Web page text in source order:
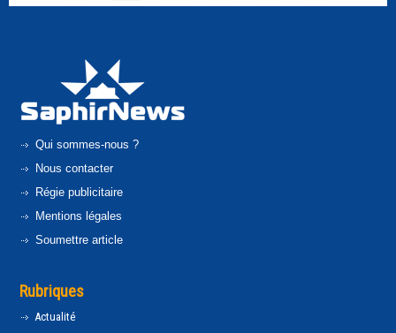
Qui sommes-nous ?
Nous contacter
Régie publicitaire
Mentions légales
Soumettre article
Rubriques
Actualité